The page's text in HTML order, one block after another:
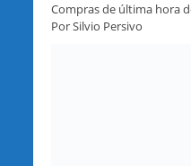
Compras de última hora
Por Silvio Persivo